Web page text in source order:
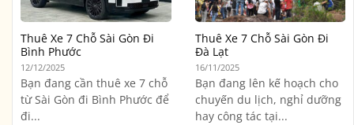
Thuê Xe 7 Chỗ Sài Gòn Đi
Bình Phước
12/12/2025
Bạn đang cần thuê xe 7 chỗ
từ Sài Gòn đi Bình Phước để
đi...
Thuê Xe 7 Chỗ Sài Gòn Đi
Đà Lạt
16/11/2025
Bạn đang lên kế hoạch cho
chuyến du lịch, nghỉ dưỡng
hay công tác tại...